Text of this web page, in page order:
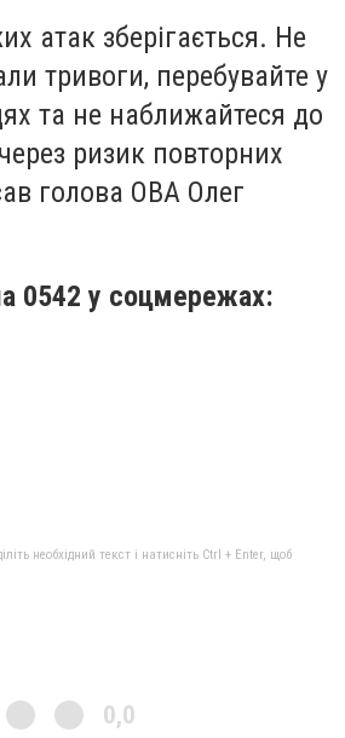
атак зберігається. Не
тривоги, перебувайте у
та не наближайтеся до
ризик повторних
голова ОВА Олег
0542 у соцмережах:
необхідний текст і натисніть Ctrl + Enter, щоб
0,0